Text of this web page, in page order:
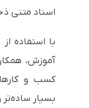
اسناد متنی
با استفاده
آموزش،
کسب و کارها
بسیار